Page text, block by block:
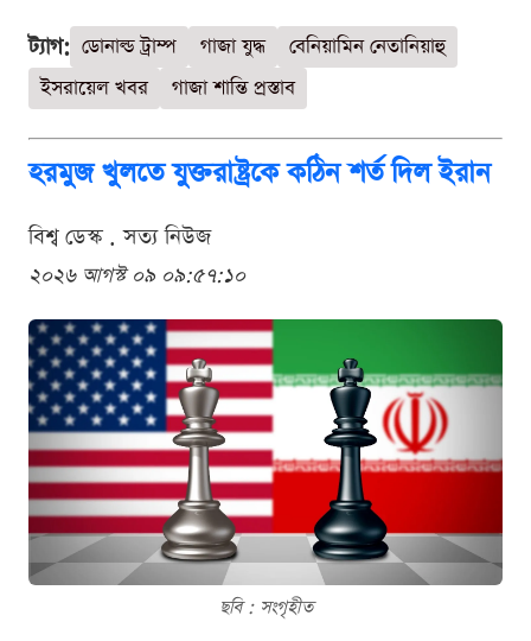
ট্যাগ: ডোনাল্ড ট্রাম্প গাজা যুদ্ধ
বেনিয়ামিন নেতানিয়াহু
ইসরায়েল খবর
গাজা শান্তি প্রস্তাব
হরমুজ খুলতে যুক্তরাষ্ট্রকে কঠিন শর্ত দিল ইরান
বিশ্ব ডেস্ক . সত্য নিউজ
২০২৬ আগস্ট ০৯ ০৯:৫৭:১০
ছবি : সংগৃহীত